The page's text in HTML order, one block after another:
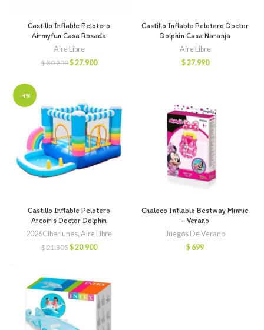
Castillo Inflable Pelotero
Airmyfun Casa Rosada
Aire Libre
$30.200El
$27.900El
Castillo Inflable Pelotero Doctor
Dolphin Casa Naranja
Aire Libre
$27.990
-4%
Castillo Inflable Pelotero
Arcoiris Doctor Dolphin
2026Ciberlunes, Aire Libre
$21.805El
$ 21.805.
$20.900El
$ 20.900.
Chaleco Inflable Bestway Minnie
– Verano
Juegos De Verano
$ 699